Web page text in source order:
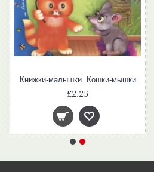
Книжки-малышки. Кошки-мышки
£2.25